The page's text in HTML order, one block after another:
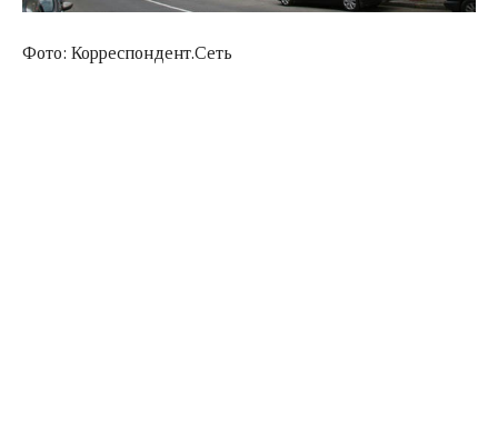
Фото: Корреспондент.Сеть